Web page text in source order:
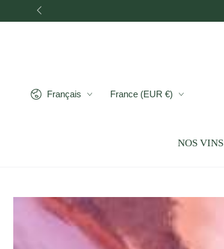
IGNORER LE
CONTENU
LangueFrançais Pays/région
France (EUR €)
NOS VINS